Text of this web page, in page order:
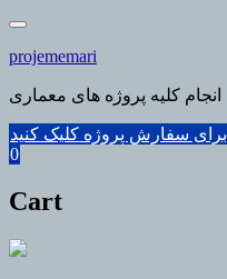
Skip
content
projememari
انجام کلیه پروژه های معماری
0
Cart